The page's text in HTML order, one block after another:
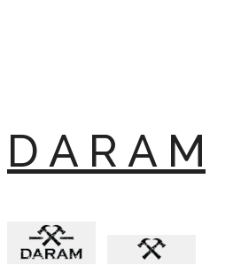
D A R A M